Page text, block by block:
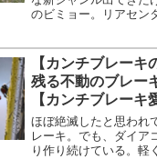
のビミョー。リアセン
日本での使い道がビミ
いタイヤにドロップハ
かよさそうということ
イク風MTBをご提案。
【カンチブレーキ
残る不動のブレー
【カンチブレーキ
ほぼ絶滅したと思われ
レーキ。でも、ダイア
り作り続けている。軽